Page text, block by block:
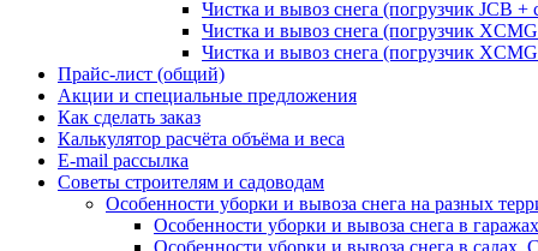
Чистка и вывоз снега (погрузчик JCB +
Чистка и вывоз снега (погрузчик
Чистка и вывоз снега (погрузчик
Прайс-лист (общий)
Акции и специальные предложения
Как сделать заказ
Калькулятор расчёта объёма и веса
E-mail рассылка
Советы строителям и садоводам
Особенности уборки и вывоза снега на разных
Особенности уборки и вывоза снега в
Особенности уборки и вывоза снега в садах,